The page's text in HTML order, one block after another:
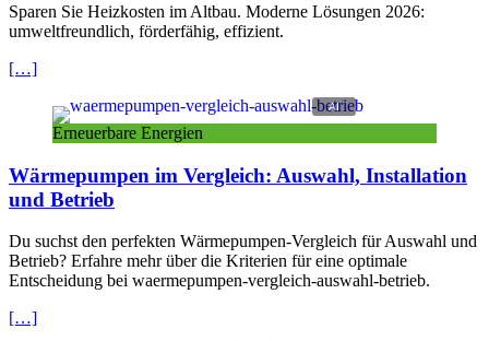
Sparen Sie Heizkosten im Altbau. Moderne Lösungen 2026:
umweltfreundlich, förderfähig, effizient.
[…]
Erneuerbare Energien
Wärmepumpen im Vergleich: Auswahl, Installation
und Betrieb
Du suchst den perfekten Wärmepumpen-Vergleich für Auswahl und
Betrieb? Erfahre mehr über die Kriterien für eine optimale
Entscheidung bei waermepumpen-vergleich-auswahl-betrieb.
[…]